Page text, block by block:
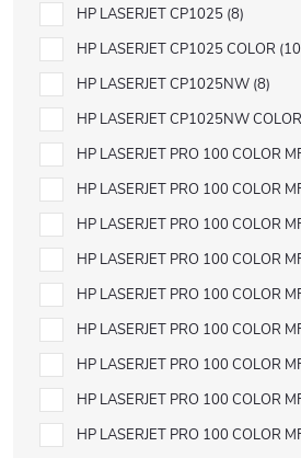
HP LASERJET CP1025 8
HP LASERJET CP1025 COLOR 10
HP LASERJET CP1025NW 8
HP LASERJET CP1025NW COLOR
HP LASERJET PRO 100 COLOR
HP LASERJET PRO 100 COLOR
HP LASERJET PRO 100 COLOR
HP LASERJET PRO 100 COLOR
HP LASERJET PRO 100 COLOR
HP LASERJET PRO 100 COLOR
HP LASERJET PRO 100 COLOR
HP LASERJET PRO 100 COLOR
HP LASERJET PRO 100 COLOR